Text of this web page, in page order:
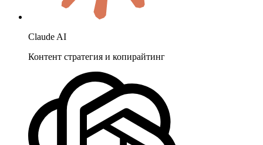
Claude AI
Контент стратегия и копирайтинг